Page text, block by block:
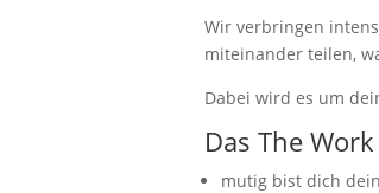
Wir verbringen
miteinander teilen,
Dabei wird es um
Das The
mutig bist dich